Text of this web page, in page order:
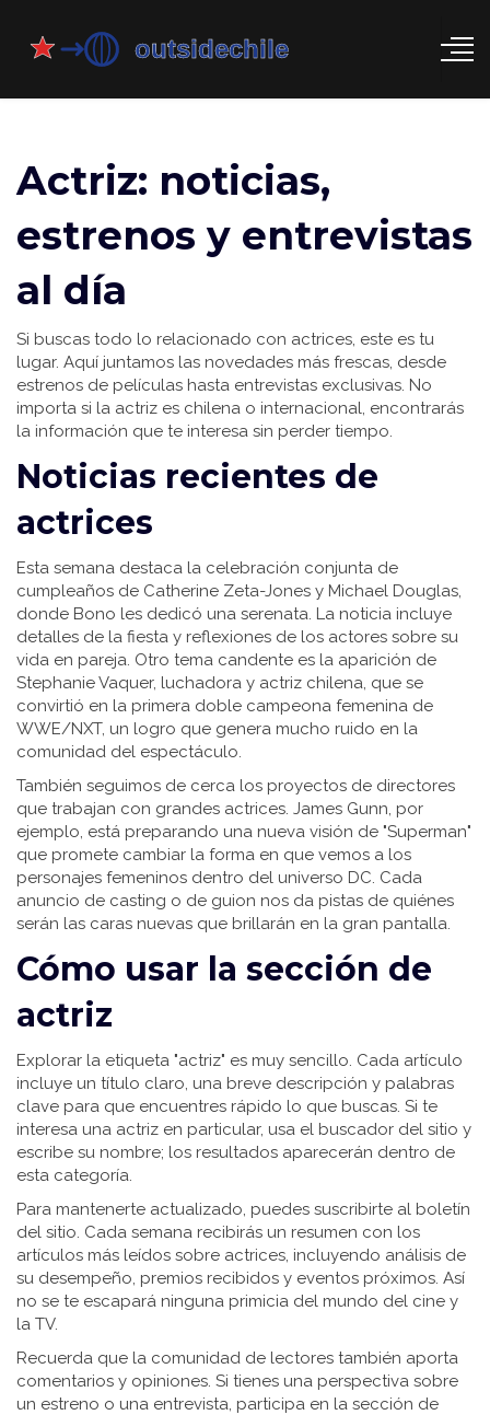
Actriz: noticias,
estrenos y entrevistas
al día
Si buscas todo lo relacionado con actrices, este es tu
lugar. Aquí juntamos las novedades más frescas, desde
estrenos de películas hasta entrevistas exclusivas. No
importa si la actriz es chilena o internacional, encontrarás
la información que te interesa sin perder tiempo.
Noticias recientes de
actrices
Esta semana destaca la celebración conjunta de
cumpleaños de Catherine Zeta-Jones y Michael Douglas,
donde Bono les dedicó una serenata. La noticia incluye
detalles de la fiesta y reflexiones de los actores sobre su
vida en pareja. Otro tema candente es la aparición de
Stephanie Vaquer, luchadora y actriz chilena, que se
convirtió en la primera doble campeona femenina de
WWE/NXT, un logro que genera mucho ruido en la
comunidad del espectáculo.
También seguimos de cerca los proyectos de directores
que trabajan con grandes actrices. James Gunn, por
ejemplo, está preparando una nueva visión de "Superman"
que promete cambiar la forma en que vemos a los
personajes femeninos dentro del universo DC. Cada
anuncio de casting o de guion nos da pistas de quiénes
serán las caras nuevas que brillarán en la gran pantalla.
Cómo usar la sección de
actriz
Explorar la etiqueta "actriz" es muy sencillo. Cada artículo
incluye un título claro, una breve descripción y palabras
clave para que encuentres rápido lo que buscas. Si te
interesa una actriz en particular, usa el buscador del sitio y
escribe su nombre; los resultados aparecerán dentro de
esta categoría.
Para mantenerte actualizado, puedes suscribirte al boletín
del sitio. Cada semana recibirás un resumen con los
artículos más leídos sobre actrices, incluyendo análisis de
su desempeño, premios recibidos y eventos próximos. Así
no se te escapará ninguna primicia del mundo del cine y
la TV.
Recuerda que la comunidad de lectores también aporta
comentarios y opiniones. Si tienes una perspectiva sobre
un estreno o una entrevista, participa en la sección de